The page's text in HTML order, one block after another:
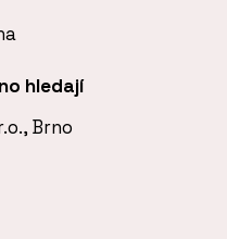
hledají
Brno